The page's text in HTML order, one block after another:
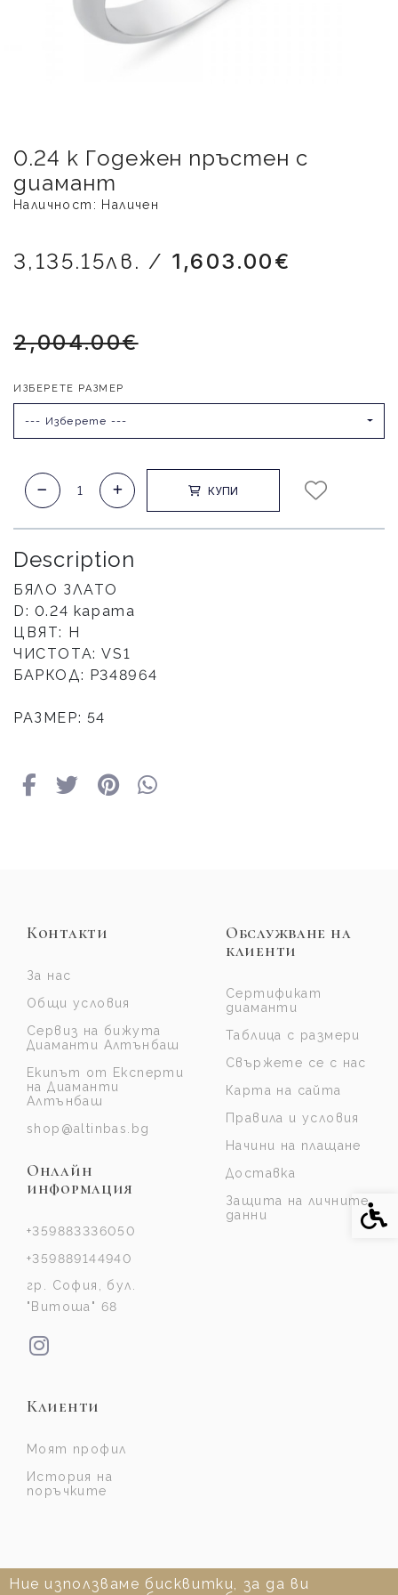
0.24 к Годежен пръстен с
диамант
Наличност: Наличен
3,135.15лв. / 1,603.00€
2,004.00€
ИЗБЕРЕТЕ РАЗМЕР
--- Изберете ---
КУПИ
Description
БЯЛО ЗЛАТО
D: 0.24 карата
ЦВЯТ: H
ЧИСТОТА: VS1
БАРКОД: P348964
РАЗМЕР: 54
Ние използваме бисквитки, за да ви
Контакти
За нас
Общи условия
Сервиз на бижута
Диаманти Алтънбаш
Екипът от Експерти
на Диаманти
Алтънбаш
shop@altinbas.bg
Онлайн
информация
+359883336050
+359889144940
гр. София, бул.
"Витоша" 68
Обслужване на
клиенти
Сертификат
диаманти
Таблица с размери
Свържете се с нас
Карта на сайта
Правила и условия
Начини на плащане
Доставка
Защита на личните
данни
Клиенти
Моят профил
История на
поръчките